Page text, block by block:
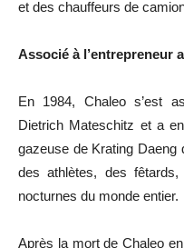
et des chauffeurs de
Associé à l’entrepreneur
En 1984, Chaleo s’est
Dietrich Mateschitz et a
gazeuse de Krating Daeng
des athlètes, des
nocturnes du monde entier.
Après la mort de Chaleo